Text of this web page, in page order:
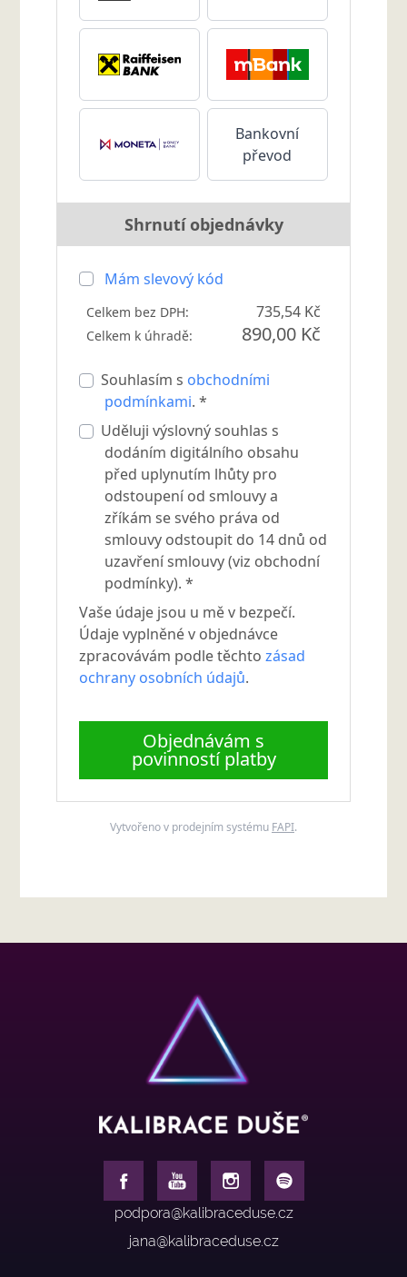
Bankovní
převod
Shrnutí objednávky
Mám slevový kód
Celkem bez DPH: 735,54 Kč
Celkem k úhradě: 890,00 Kč
Souhlasím s obchodními
podmínkami. *
Uděluji výslovný souhlas s
dodáním digitálního obsahu
před uplynutím lhůty pro
odstoupení od smlouvy a
zříkám se svého práva od
smlouvy odstoupit do 14 dnů od
uzavření smlouvy (viz obchodní
podmínky). *
Vaše údaje jsou u mě v bezpečí.
Údaje vyplněné v objednávce
zpracovávám podle těchtozásad
ochrany osobních údajů.
Objednávám s
povinností platby
Vytvořeno v prodejním systému FAPI.
podpora@kalibraceduse.cz
jana@kalibraceduse.cz